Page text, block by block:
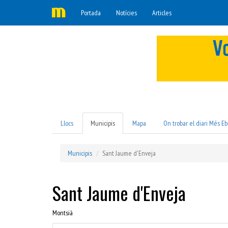
Portada Notícies Articles
Llocs Municipis Mapa On trobar el diari Més
Municipis Sant Jaume d'Enveja
Sant Jaume d'Enveja
Montsià